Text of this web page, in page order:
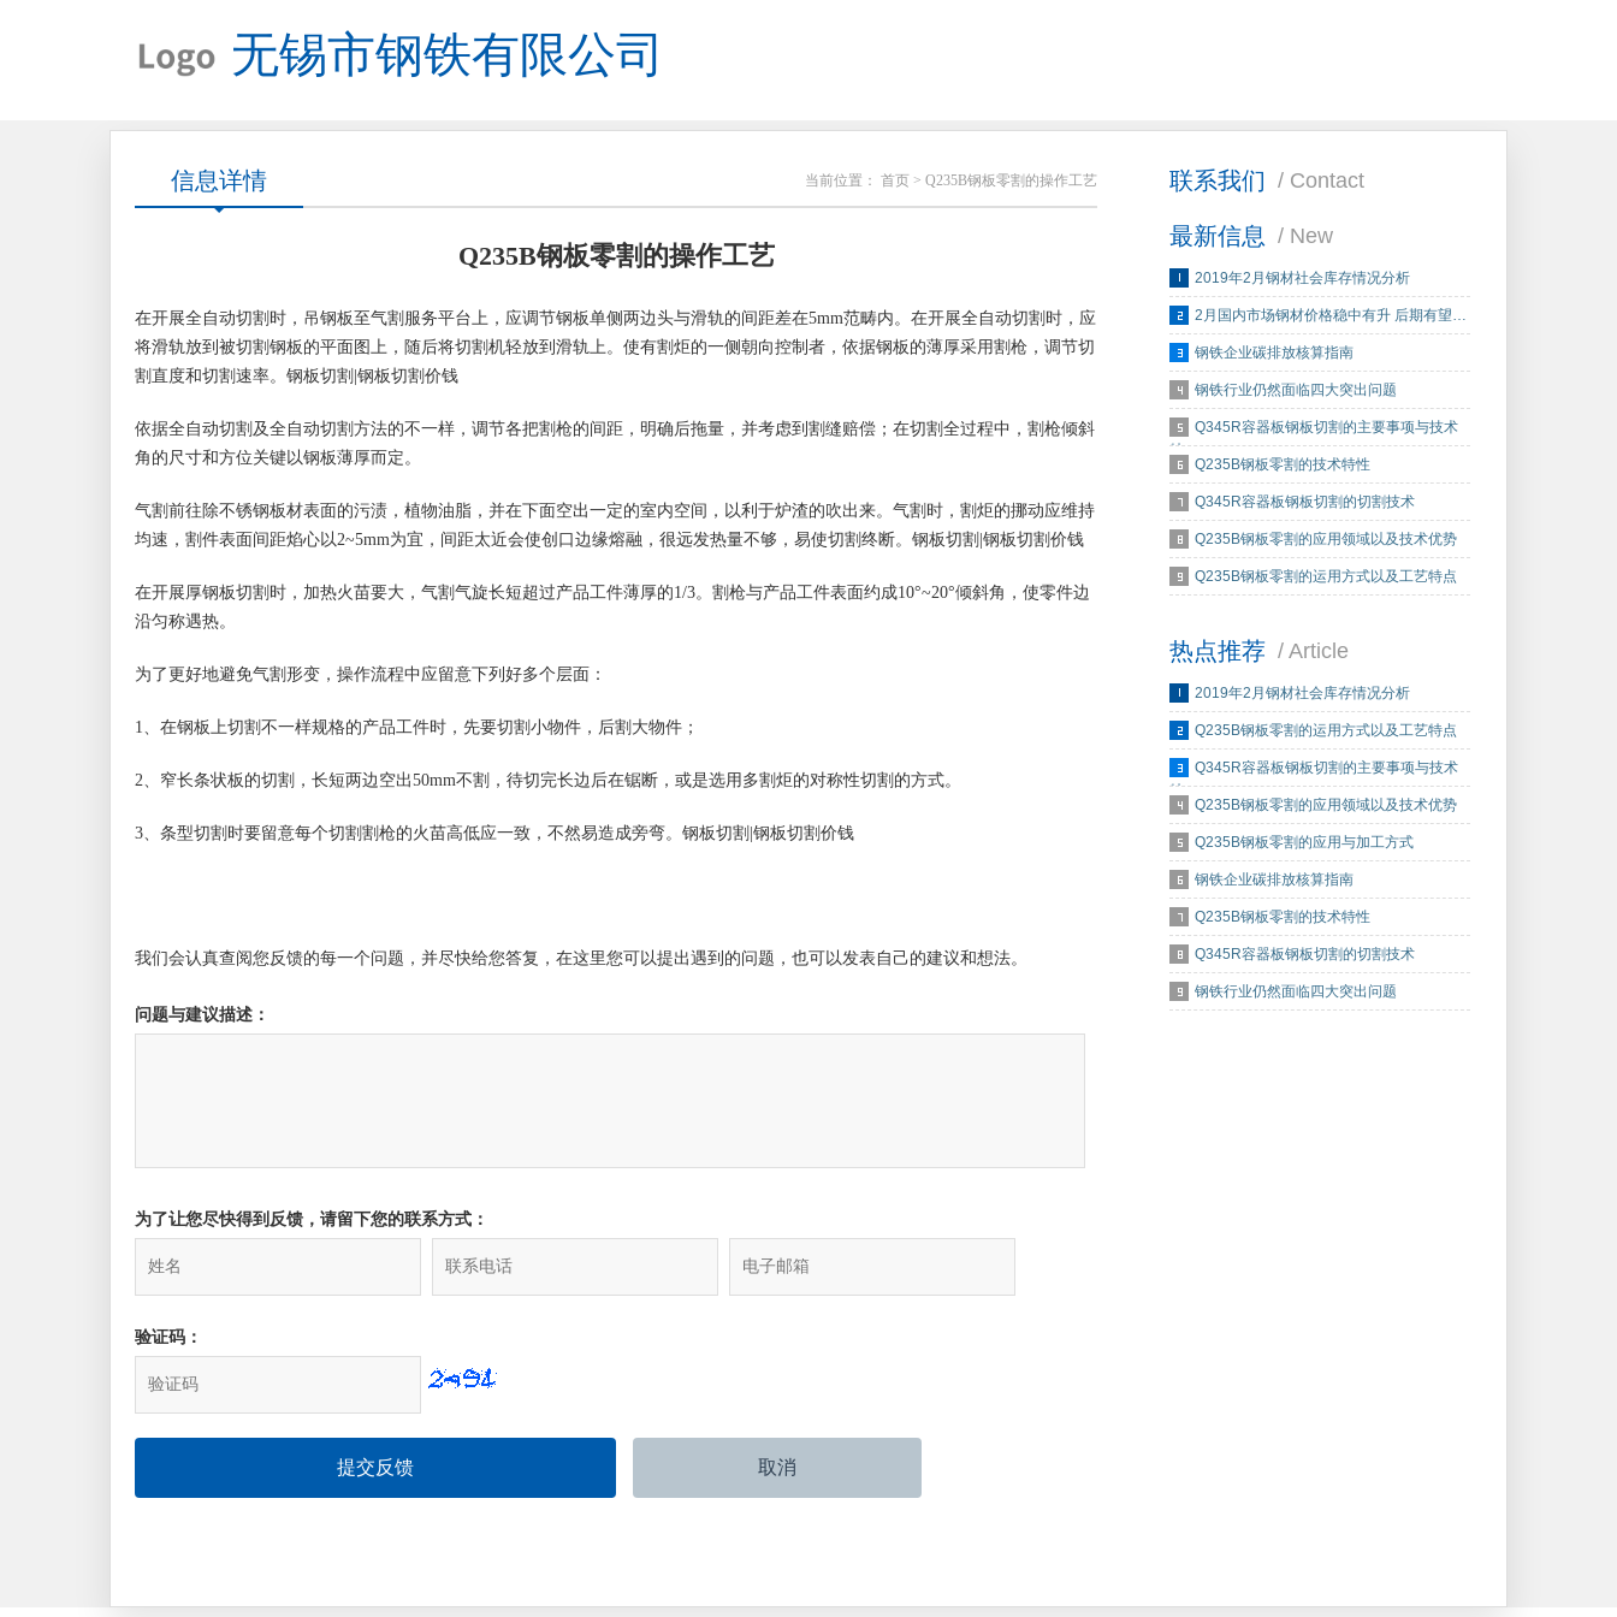
无锡市钢铁有限公司
联系我们 / Contact
最新信息 / New
2019年2月钢材社会库存情况分析
2月国内市场钢材价格稳中有升 后期有望…
钢铁企业碳排放核算指南
钢铁行业仍然面临四大突出问题
Q345R容器板钢板切割的主要事项与技术
特…
Q235B钢板零割的技术特性
Q345R容器板钢板切割的切割技术
Q235B钢板零割的应用领域以及技术优势
Q235B钢板零割的运用方式以及工艺特点
热点推荐 / Article
2019年2月钢材社会库存情况分析
Q235B钢板零割的运用方式以及工艺特点
Q345R容器板钢板切割的主要事项与技术
特…
Q235B钢板零割的应用领域以及技术优势
Q235B钢板零割的应用与加工方式
钢铁企业碳排放核算指南
Q235B钢板零割的技术特性
Q345R容器板钢板切割的切割技术
钢铁行业仍然面临四大突出问题
信息详情 当前位置： 首页 > Q235B钢板零割的操作工艺
Q235B钢板零割的操作工艺
在开展全自动切割时，吊钢板至气割服务平台上，应调节钢板单侧两边头与滑轨的间距差在5mm范畴内。在开展全自动切割时，应
将滑轨放到被切割钢板的平面图上，随后将切割机轻放到滑轨上。使有割炬的一侧朝向控制者，依据钢板的薄厚采用割枪，调节切
割直度和切割速率。钢板切割|钢板切割价钱
依据全自动切割及全自动切割方法的不一样，调节各把割枪的间距，明确后拖量，并考虑到割缝赔偿；在切割全过程中，割枪倾斜
角的尺寸和方位关键以钢板薄厚而定。
气割前往除不锈钢板材表面的污渍，植物油脂，并在下面空出一定的室内空间，以利于炉渣的吹出来。气割时，割炬的挪动应维持
均速，割件表面间距焰心以2~5mm为宜，间距太近会使创口边缘熔融，很远发热量不够，易使切割终断。钢板切割|钢板切割价钱
在开展厚钢板切割时，加热火苗要大，气割气旋长短超过产品工件薄厚的1/3。割枪与产品工件表面约成10°~20°倾斜角，使零件边
沿匀称遇热。
为了更好地避免气割形变，操作流程中应留意下列好多个层面：
1、在钢板上切割不一样规格的产品工件时，先要切割小物件，后割大物件；
2、窄长条状板的切割，长短两边空出50mm不割，待切完长边后在锯断，或是选用多割炬的对称性切割的方式。
3、条型切割时要留意每个切割割枪的火苗高低应一致，不然易造成旁弯。钢板切割|钢板切割价钱
我们会认真查阅您反馈的每一个问题，并尽快给您答复，在这里您可以提出遇到的问题，也可以发表自己的建议和想法。
问题与建议描述：
为了让您尽快得到反馈，请留下您的联系方式：
验证码：